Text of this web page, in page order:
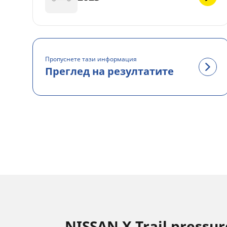
Пропуснете тази информация
Преглед на резултатите